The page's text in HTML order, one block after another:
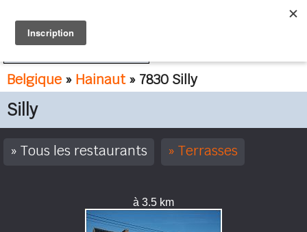
Belgique » Hainaut» 7830 Silly
Silly
Tous les restaurants Terrasses
à 3.5 km